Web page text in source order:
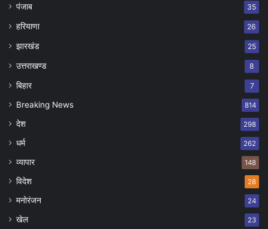
पंजाब 35
हरियाणा 26
झारखंड 25
उत्तराखण्ड 8
बिहार 7
Breaking News 814
देश 298
धर्म 262
व्यापार 148
विदेश 28
मनोरंजन 24
खेल 23